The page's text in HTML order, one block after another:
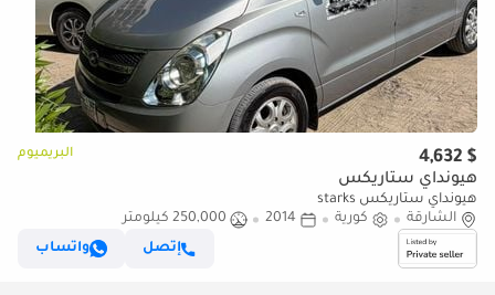
$ 4,632 البريميوم
هيونداي ستاريكس
هيونداي ستاريكس starks
الشارقة
كورية 2014
250,000 كيلومتر
إتصل
واتساب